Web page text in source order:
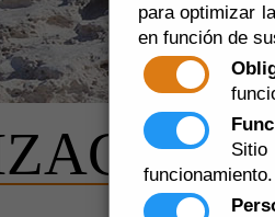
para optimizar
en función de
funcionamiento.